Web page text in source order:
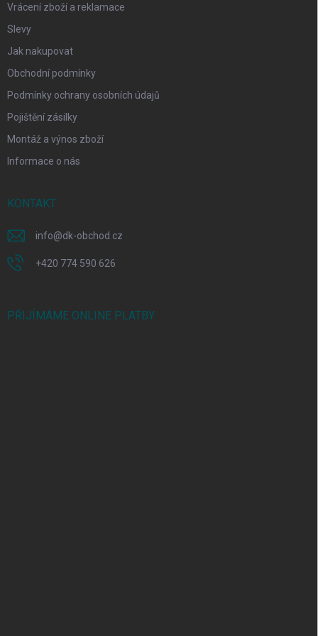
Vrácení zboží a reklamace
Slevy
Jak nakupovat
Obchodní podmínky
Podmínky ochrany osobních údajů
Pojištění zásilky
Montáž a výnos zboží
Informace o nás
KONTAKT
info@dk-obchod.cz
+420 774 590 626
PŘIJÍMÁME ONLINE PLATBY